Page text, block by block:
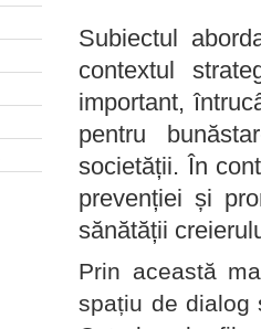
Subiectul
contextul
important,
pentru
societății. În
prevenției și
sănătății
Prin această
spațiu de dialog